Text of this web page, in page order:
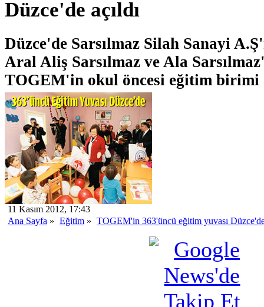
Düzce'de açıldı
Düzce'de Sarsılmaz Silah Sanayi
Aral Aliş Sarsılmaz ve Ala
TOGEM'in okul öncesi eğitim birimi
11 Kasım 2012, 17:43
Ana Sayfa » Eğitim » TOGEM'in 363'üncü eğitim yuvası Düzce'de